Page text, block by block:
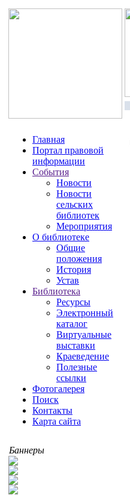
Главная
Портал правовой
информации
События
Новости
Новости
сельских
библиотек
Мероприятия
О библиотеке
Общие
положения
История
Устав
Библиотека
Ресурсы
Электронный
каталог
Виртуальные
выставки
Краеведение
Полезные
ссылки
Фотогалерея
Поиск
Контакты
Карта сайта
Баннеры